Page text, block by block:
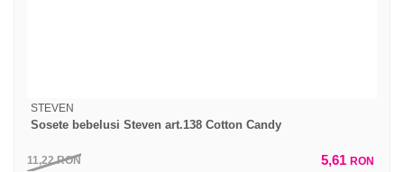
STEVEN
Sosete bebelusi Steven art.138 Cotton Candy
11,22RON 5,61 RON